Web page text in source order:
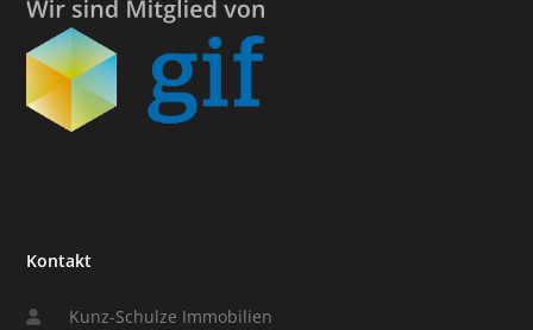
Kontakt
Kunz-Schulze Immobilien